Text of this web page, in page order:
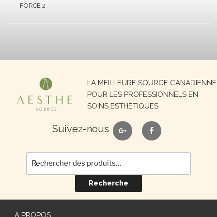
FORCE 2
LA MEILLEURE SOURCE CANADIENNE
POUR LES PROFESSIONNELS EN
SOINS ESTHÉTIQUES
Suivez-nous google facebook
Recherche
pour :
Recherche
À PROPOS